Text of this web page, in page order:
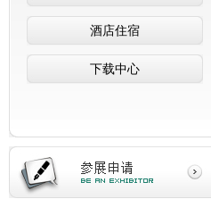
酒店住宿
下载中心